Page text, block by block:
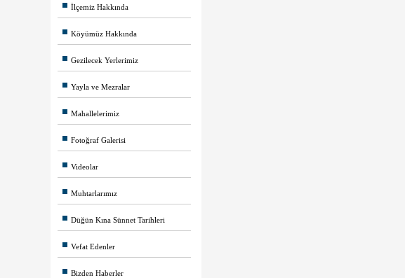
İlçemiz Hakkında
Köyümüz Hakkında
Gezilecek Yerlerimiz
Yayla ve Mezralar
Mahallelerimiz
Fotoğraf Galerisi
Videolar
Muhtarlarımız
Düğün Kına Sünnet Tarihleri
Vefat Edenler
Bizden Haberler